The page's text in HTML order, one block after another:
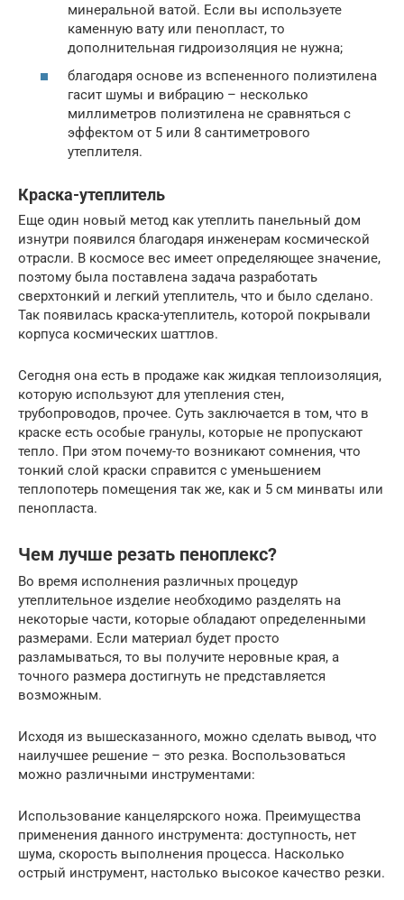
минеральной ватой. Если вы используете
каменную вату или пенопласт, то
дополнительная гидроизоляция не нужна;
благодаря основе из вспененного полиэтилена
гасит шумы и вибрацию – несколько
миллиметров полиэтилена не сравняться с
эффектом от 5 или 8 сантиметрового
утеплителя.
Краска-утеплитель
Еще один новый метод как утеплить панельный дом
изнутри появился благодаря инженерам космической
отрасли. В космосе вес имеет определяющее значение,
поэтому была поставлена задача разработать
сверхтонкий и легкий утеплитель, что и было сделано.
Так появилась краска-утеплитель, которой покрывали
корпуса космических шаттлов.
Сегодня она есть в продаже как жидкая теплоизоляция,
которую используют для утепления стен,
трубопроводов, прочее. Суть заключается в том, что в
краске есть особые гранулы, которые не пропускают
тепло. При этом почему-то возникают сомнения, что
тонкий слой краски справится с уменьшением
теплопотерь помещения так же, как и 5 см минваты или
пенопласта.
Чем лучше резать пеноплекс?
Во время исполнения различных процедур
утеплительное изделие необходимо разделять на
некоторые части, которые обладают определенными
размерами. Если материал будет просто
разламываться, то вы получите неровные края, а
точного размера достигнуть не представляется
возможным.
Исходя из вышесказанного, можно сделать вывод, что
наилучшее решение – это резка. Воспользоваться
можно различными инструментами:
Использование канцелярского ножа. Преимущества
применения данного инструмента: доступность, нет
шума, скорость выполнения процесса. Насколько
острый инструмент, настолько высокое качество резки.